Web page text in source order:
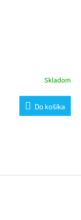
Skladom
Do košíka